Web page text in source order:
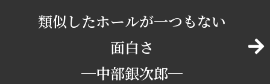
類似したホールが一つもない
面白さ
─中部銀次郎─